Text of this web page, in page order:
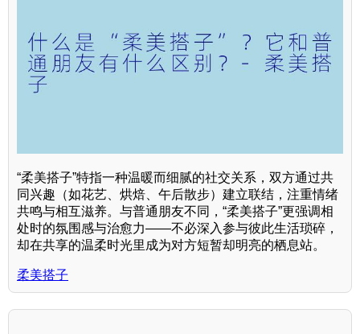
“柔美搭子”特指一种温暖而细腻的社交关系，双方通过共
同兴趣（如花艺、烘焙、午后散步）建立联结，注重情绪
共鸣与相互滋养。与普通朋友不同，“柔美搭子”更强调相
处时的氛围感与治愈力——不必深入参与彼此生活琐碎，
却在共享的温柔时光里成为对方短暂却明亮的栖息站。
柔美搭子